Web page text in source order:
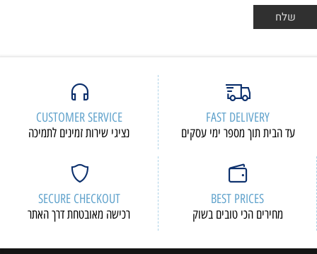
FAST DELIVERY
עד הבית תוך מספר ימי עסקים
CUSTOMER SERVICE
נציגי שירות זמינים לתמיכה
BEST PRICES
מחירים הכי טובים בשוק
SECURE CHECKOUT
רכישה מאובטחת דרך האתר